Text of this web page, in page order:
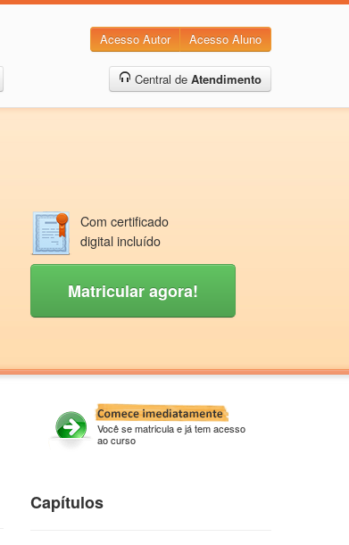
Acesso Autor Acesso Aluno
Central de Atendimento
Com certificado
digital incluído
Matricular agora!
Você se matricula e já tem acesso
ao curso
Capítulos